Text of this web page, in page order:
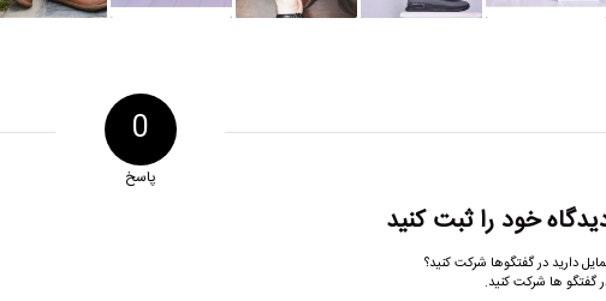
0
پاسخ
خود را ثبت کنید
دارید در گفتگوها شرکت کنید؟
گفتگو ها شرکت کنید.